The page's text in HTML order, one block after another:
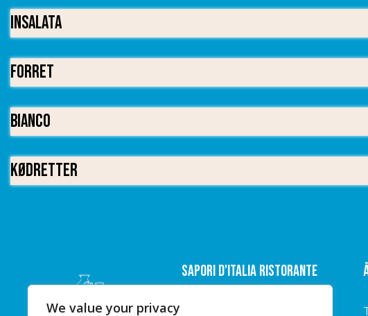
We value your privacy
Insalata
Forret
Bianco
Kødretter
Sapori D'italia Ristorante